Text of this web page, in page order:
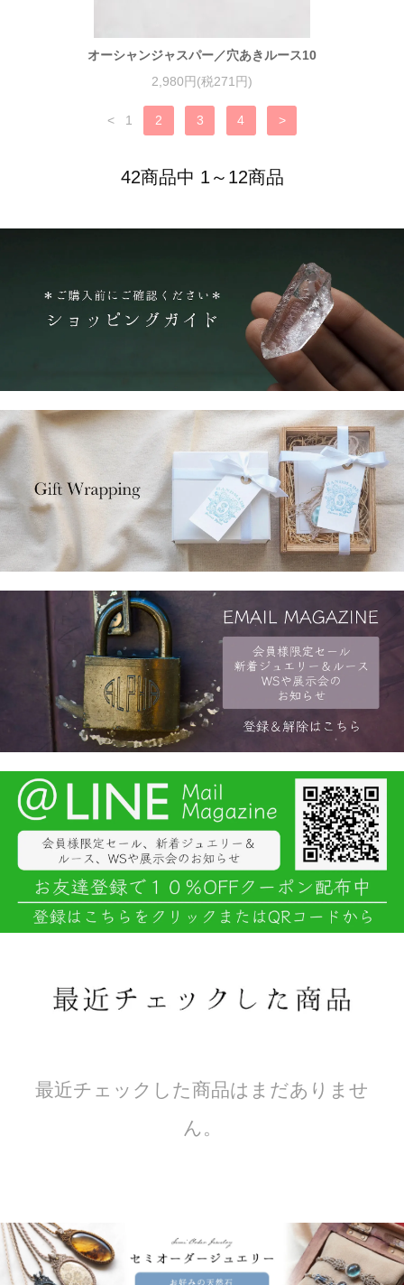
オーシャンジャスパー／穴あきルース10
2,980円(税271円)
< 1 2 3 4 >
42商品中 1～12商品
最近チェックした商品はまだありませ
ん。